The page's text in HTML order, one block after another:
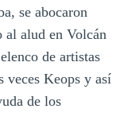
se abocaron
al alud en Volcán
de artistas
veces Keops y así
de los